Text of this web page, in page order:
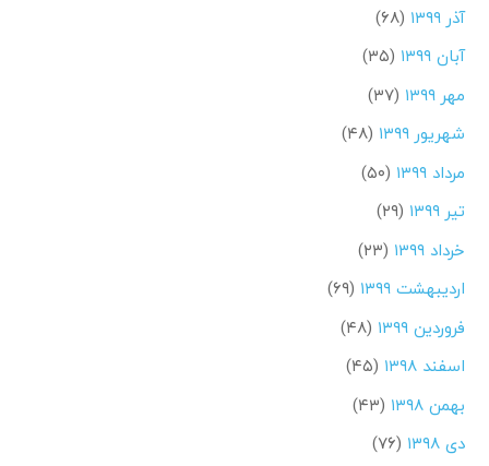
آذر ۱۳۹۹
(۶۸)
آبان ۱۳۹۹
(۳۵)
مهر ۱۳۹۹
(۳۷)
شهریور ۱۳۹۹
(۴۸)
مرداد ۱۳۹۹
(۵۰)
تیر ۱۳۹۹
(۲۹)
خرداد ۱۳۹۹
(۲۳)
اردیبهشت ۱۳۹۹
(۶۹)
فروردین ۱۳۹۹
(۴۸)
اسفند ۱۳۹۸
(۴۵)
بهمن ۱۳۹۸
(۴۳)
دی ۱۳۹۸
(۷۶)